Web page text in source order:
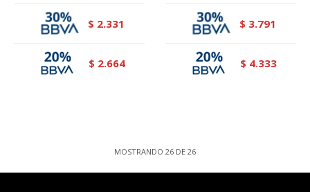
$ 2.331
$ 2.664
$ 3.791
$ 4.333
MOSTRANDO 26 DE 26